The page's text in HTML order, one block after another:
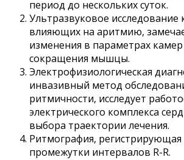
период до нескольких суток.
Ультразвуковое исследование
влияющих на аритмию,
изменения в параметрах
сокращения мышцы.
Электрофизиологическая
инвазивный метод
ритмичности, исследует
электрического комплекса
выбора траектории лечения.
Ритмография,
промежутки интервалов R-R.